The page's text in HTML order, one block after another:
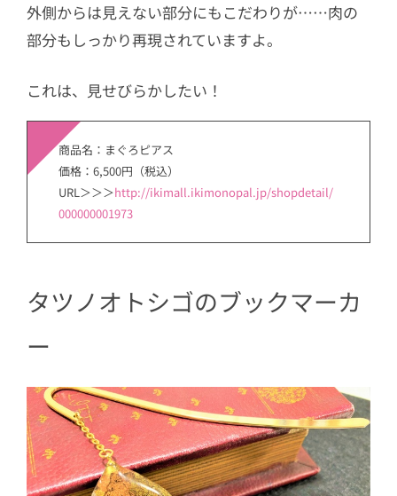
外側からは見えない部分にもこだわりが……肉の
部分もしっかり再現されていますよ。
これは、見せびらかしたい！
商品名：まぐろピアス
価格：6,500円（税込）
URL＞＞＞http://ikimall.ikimonopal.jp/shopdetail/
000000001973
タツノオトシゴのブックマーカ
ー